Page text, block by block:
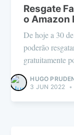
Resgate
o Amazon
De hoje a 30
poderão
gratuitamente
HUGO
3 JUN 2022
•